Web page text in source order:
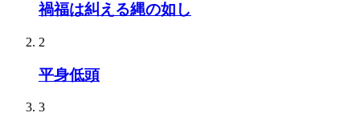
禍福は糾える縄の如し
2
平身低頭
3